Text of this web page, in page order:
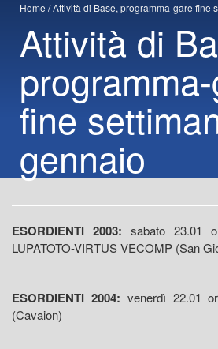
Home Attività di Base, programma-gare fine
Attività di
fine
gennaio
ESORDIENTI 2003: sabato 23.01
LUPATOTO-VIRTUS VECOMP (San
ESORDIENTI 2004: venerdì 22.01
(Cavaion)